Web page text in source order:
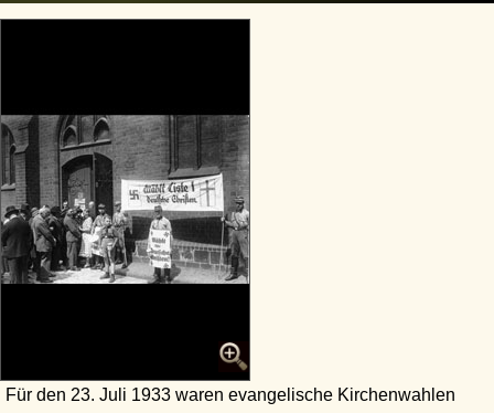
Für den 23. Juli 1933 waren evangelische Kirchenwahlen